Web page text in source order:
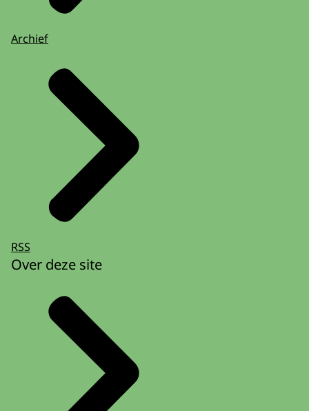
Archief
RSS
Over deze site